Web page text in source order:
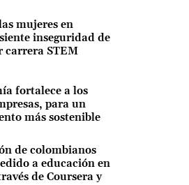
mujeres en
inseguridad de
carrera STEM
fortalece a los
para un
más sostenible
de colombianos
a educación en
de Coursera y